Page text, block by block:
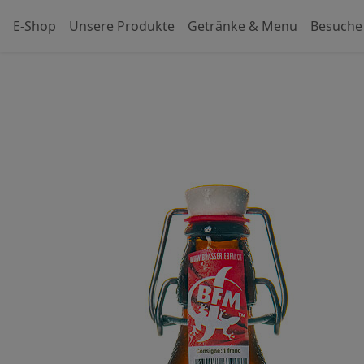
E-Shop Unsere Produkte Getränke & Menu Besuche